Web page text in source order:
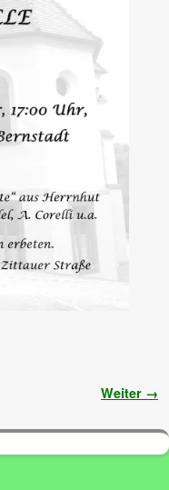
Weiter →